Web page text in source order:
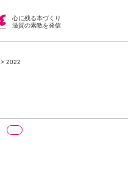
心に残る本づくり
滋賀の素敵を発信
>2022